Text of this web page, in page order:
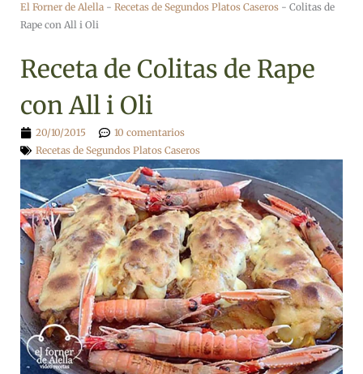
El Forner de Alella - Recetas de Segundos Platos Caseros - Colitas de
Rape con All i Oli
Receta de Colitas de Rape
con All i Oli
20/10/2015
10 comentarios
Recetas de Segundos Platos Caseros